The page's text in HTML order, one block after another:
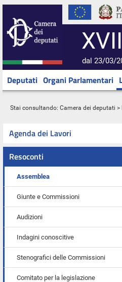
dal 23/03/
Deputati Organi Parlamentari
Stai consultando: Camera dei deputati >
Agenda dei Lavori
Resoconti
Assemblea
Giunte e Commissioni
Audizioni
Indagini conoscitive
Stenografici delle Commissioni
Comitato per la legislazione